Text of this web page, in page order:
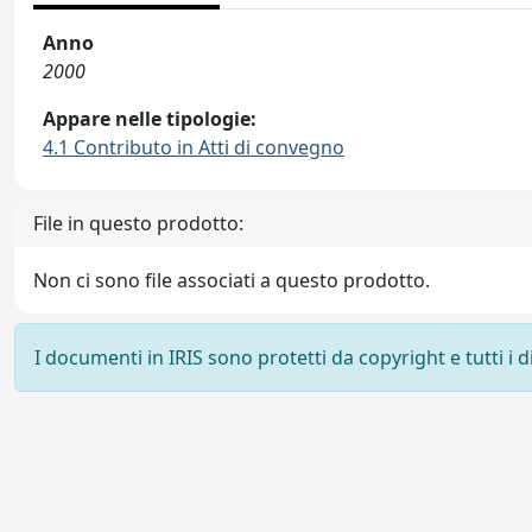
Anno
2000
Appare nelle tipologie:
4.1 Contributo in Atti di convegno
File in questo prodotto:
Non ci sono file associati a questo prodotto.
I documenti in IRIS sono protetti da copyright e tutti i